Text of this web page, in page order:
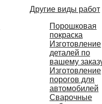
Другие виды работ
Порошковая
покраска
Изготовление
деталей по
вашему
Изготовление
порогов для
автомобилей
Сварочные